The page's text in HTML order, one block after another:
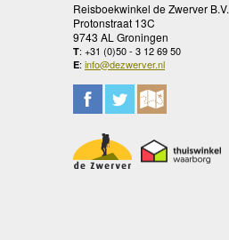
Reisboekwinkel de Zwerver B.V.
Protonstraat 13C
9743 AL Groningen
T: +31 (0)50 - 3 12 69 50
E: info@dezwerver.nl